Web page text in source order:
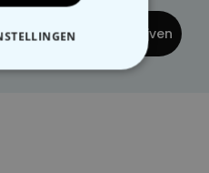
... en inschrijven